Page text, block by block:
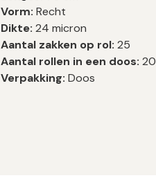
Vorm: Recht
Dikte: 24 micron
Aantal zakken op rol: 25
Aantal rollen in een doos:20
Verpakking: Doos